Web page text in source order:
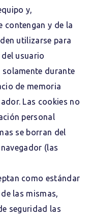
y,
contengan y de la
utilizarse para
usuario
durante
de memoria
Las cookies no
personal
se borran del
(las
como estándar
las mismas,
seguridad las